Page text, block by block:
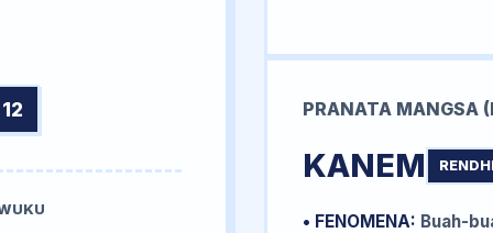
PRANATA MANGSA
KANEM
• FENOMENA: Buah-